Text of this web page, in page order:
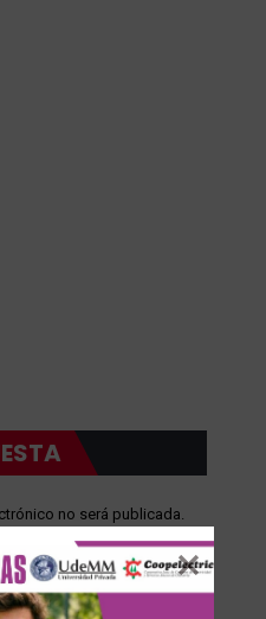
no será publicada.